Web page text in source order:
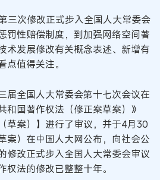
三次修改正式步入全国人大常委会
罚性赔偿制度，到加强网络空间著
术发展修改有关概念表述、新增有
点值得关注。
届全国人大常委会第十七次会议在
和国著作权法（修正案草案）》
草案）】进行了审议，并于4月30
案）在中国人大网公布，向社会公
修改正式步入全国人大常委会审议
权法的修改已整整十年。